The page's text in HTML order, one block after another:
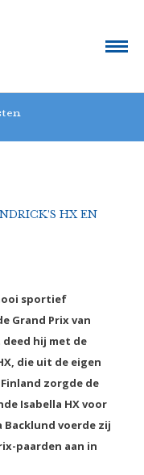
HX EN
sportief
Grand Prix van
deed hij met de
die uit de eigen
zorgde de
Isabella HX voor
Backlund voerde zij
paarden aan in